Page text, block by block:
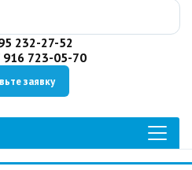
232-27-52
916 723-05-70
заявку